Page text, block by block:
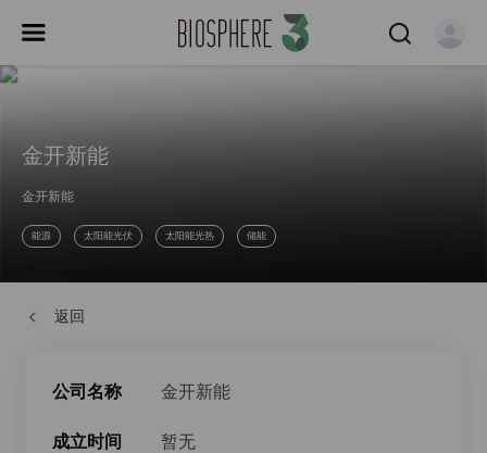
金开新能
金开新能
能源 太阳能光伏 太阳能光热 储能
返回
公司名称 金开新能
成立时间 暂无